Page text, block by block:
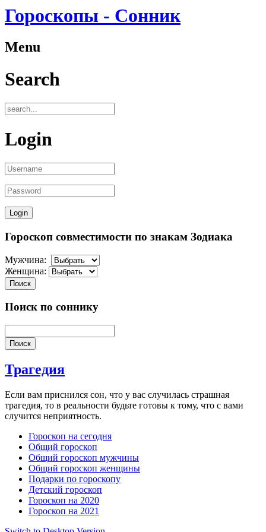
Гороскопы - Сонник
Menu
Search
Login
Гороскоп совместимости по знакам Зодиака
Мужчина:
Женщина:
Поиск
Поиск по соннику
Поиск
Трагедия
Если вам приснился сон, что у вас случилась страшная
трагедия, то в реальности будьте готовы к тому, что с вами
случится неприятность.
Гороскоп на сегодня
Общий гороскоп
Общий гороскоп мужчины
Общий гороскоп женщины
Подарки по гороскопу
Детский гороскоп
Гороскоп на 2020
Гороскоп на 2021